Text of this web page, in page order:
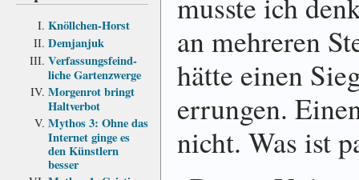
Knöllchen-Horst
Demjanjuk
Verfassungs­feind­
liche Garten­zwerge
Morgenrot bringt
Haltverbot
Mythos 3: Ohne das
Internet ginge es
den Künstlern
besser
an mehreren
hätte einen
errungen.
nicht. Was ist